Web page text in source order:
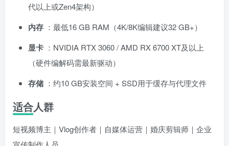
代以上或Zen4架构）
内存 ：最低16 GB RAM（4K/8K编辑建议32 GB+）
显卡 ：NVIDIA RTX 3060 / AMD RX 6700 XT及以上
（硬件编解码需最新驱动）
存储 ：约10 GB安装空间 + SSD用于缓存与代理文件
适合人群
短视频博主｜Vlog创作者｜自媒体运营｜婚庆剪辑师｜企业